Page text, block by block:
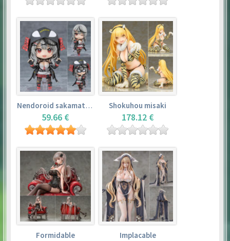
Nendoroid sakamata chloe
59.66 €
Shokuhou misaki
178.12 €
Formidable Implacable